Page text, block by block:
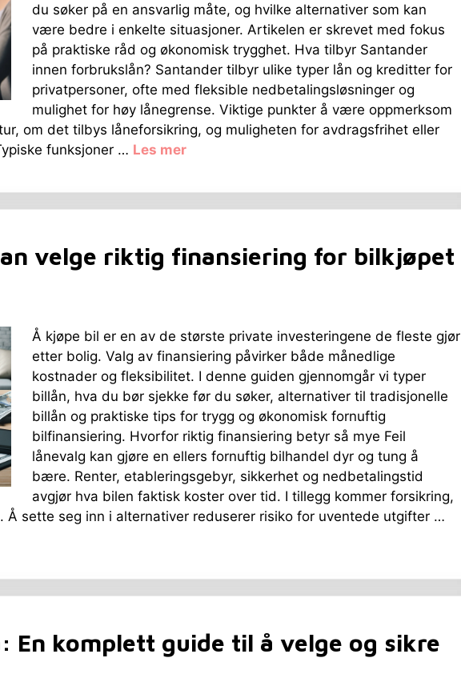
du søker på en ansvarlig måte, og hvilke alternativer som kan
være bedre i enkelte situasjoner. Artikelen er skrevet med fokus
på praktiske råd og økonomisk trygghet. Hva tilbyr Santander
innen forbrukslån? Santander tilbyr ulike typer lån og kreditter for
privatpersoner, ofte med fleksible nedbetalingsløsninger og
mulighet for høy lånegrense. Viktige punkter å være oppmerksom
om det tilbys låneforsikring, og muligheten for avdragsfrihet eller
funksjoner … Les mer
velge riktig finansiering for bilkjøpet
Å kjøpe bil er en av de største private investeringene de fleste gjør
etter bolig. Valg av finansiering påvirker både månedlige
kostnader og fleksibilitet. I denne guiden gjennomgår vi typer
billån, hva du bør sjekke før du søker, alternativer til tradisjonelle
billån og praktiske tips for trygg og økonomisk fornuftig
bilfinansiering. Hvorfor riktig finansiering betyr så mye Feil
lånevalg kan gjøre en ellers fornuftig bilhandel dyr og tung å
bære. Renter, etableringsgebyr, sikkerhet og nedbetalingstid
avgjør hva bilen faktisk koster over tid. I tillegg kommer forsikring,
Å sette seg inn i alternativer reduserer risiko for uventede utgifter …
En komplett guide til å velge og sikre